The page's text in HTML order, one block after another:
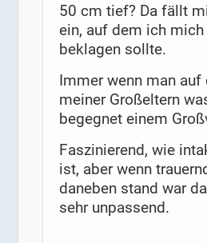
50 cm tief? Da fällt
ein, auf dem ich
beklagen sollte.
Immer wenn man auf
meiner Großeltern
begegnet einem
Faszinierend, wie
ist, aber wenn
daneben stand war
sehr unpassend.